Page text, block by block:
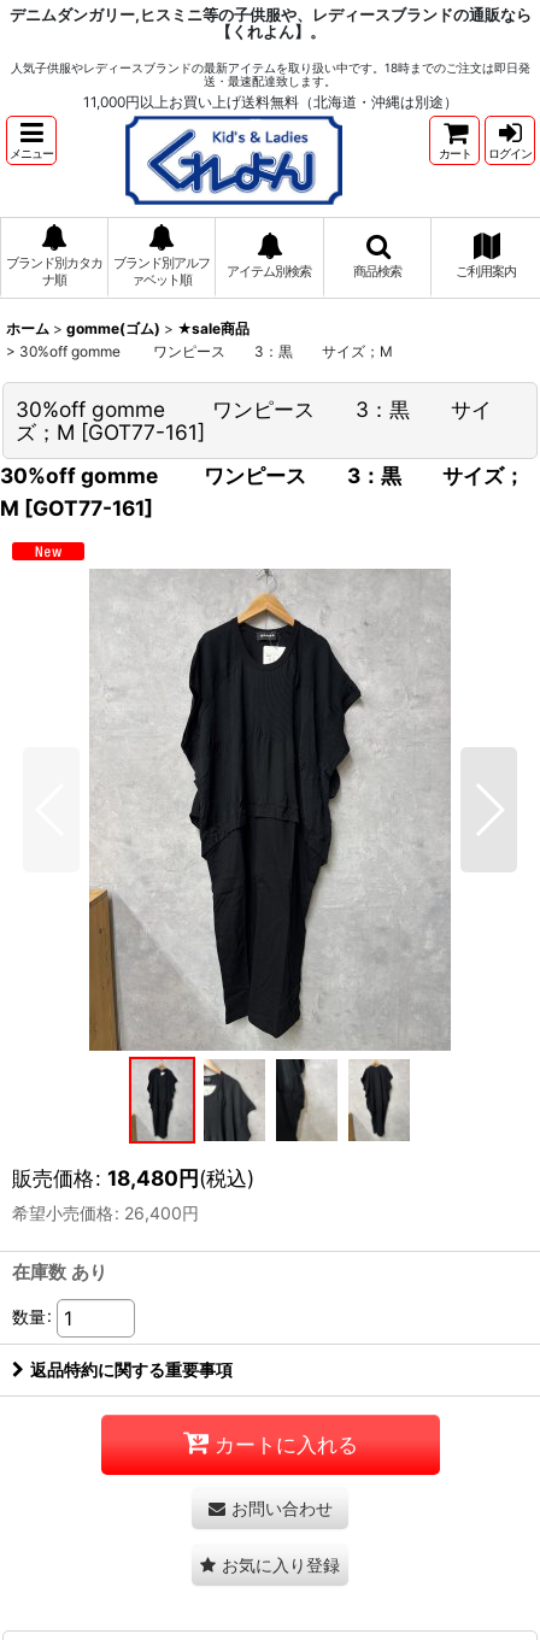
デニムダンガリー,ヒスミニ等の子供服や、レディースブランドの通販なら
【くれよん】。
人気子供服やレディースブランドの最新アイテムを取り扱い中です。18時までのご注文は即日発
送・最速配達致します。
11,000円以上お買い上げ送料無料（北海道・沖縄は別途）
メニュー カート ログイン
ブランド別カタカ
ナ順
ブランド別アルフ
ァベット順
アイテム別検索 商品検索 ご利用案内
ホーム > gomme(ゴム) > ★sale商品
> 30%off gomme ワンピース 3：黒 サイズ；M
30%off gomme ワンピース 3：黒 サイ
ズ；M [GOT77-161]
30%off gomme ワンピース 3：黒 サイズ；
M [GOT77-161]
販売価格: 18,480円(税込)
希望小売価格: 26,400円
在庫数 あり
数量:
返品特約に関する重要事項
カートに入れる
お問い合わせ
お気に入り登録